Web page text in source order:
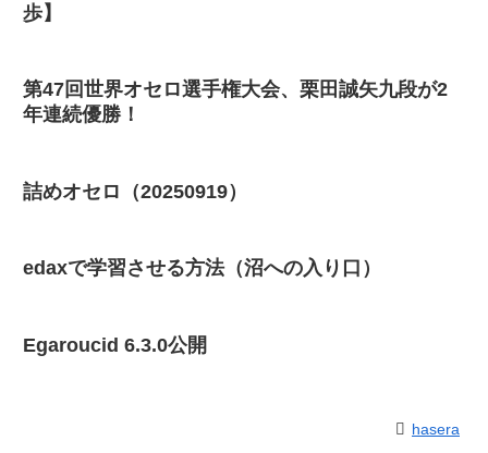
歩】
第47回世界オセロ選手権大会、栗田誠矢九段が2
年連続優勝！
詰めオセロ（20250919）
edaxで学習させる方法（沼への入り口）
Egaroucid 6.3.0公開
hasera